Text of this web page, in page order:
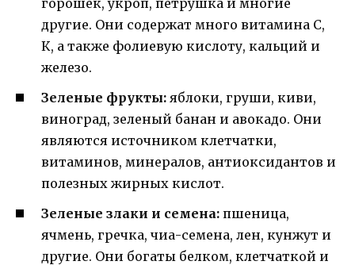
другие. Они содержат много витамина С,
К, а также фолиевую кислоту, кальций и
железо.
Зеленые фрукты: яблоки, груши, киви,
виноград, зеленый банан и авокадо. Они
являются источником клетчатки,
витаминов, минералов, антиоксидантов и
полезных жирных кислот.
Зеленые злаки и семена: пшеница,
ячмень, гречка, чиа-семена, лен, кунжут и
другие. Они богаты белком, клетчаткой и